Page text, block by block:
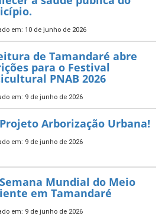
novembro de 2025
conquista Selo
do Sebrae pelo
ano consecutivo e
excelência no apoio ao
em: 10 de junho de 2026
investimentos para
a saúde pública do